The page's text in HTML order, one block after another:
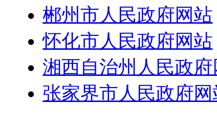
郴州市人民政府网站
怀化市人民政府网站
湘西自治州人民政
张家界市人民政府网